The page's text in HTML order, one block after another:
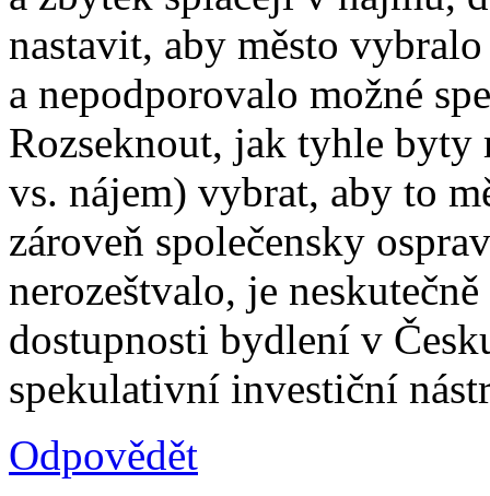
nastavit, aby město
a nepodporovalo možné
Rozseknout, jak tyhle
vs. nájem) vybrat, aby to
zároveň společensky
nerozeštvalo, je
dostupnosti bydlení v
spekulativní investiční
Odpovědět